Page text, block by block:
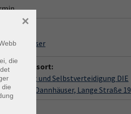
Sarah Dannhäuser
Coaching und Selbstverteidigung DIE
Sarah Dannhäuser, Lange Straße 19
die
die
×